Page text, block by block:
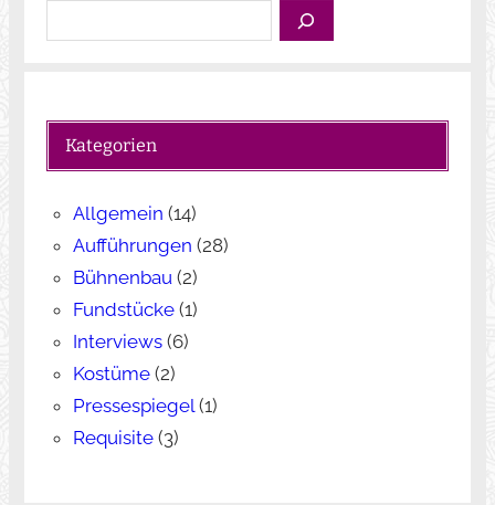
u
n
Kategorien
Allgemein (14)
Aufführungen (28)
Bühnenbau(2)
Fundstücke(1)
Interviews(6)
Kostüme(2)
Pressespiegel(1)
Requisite(3)